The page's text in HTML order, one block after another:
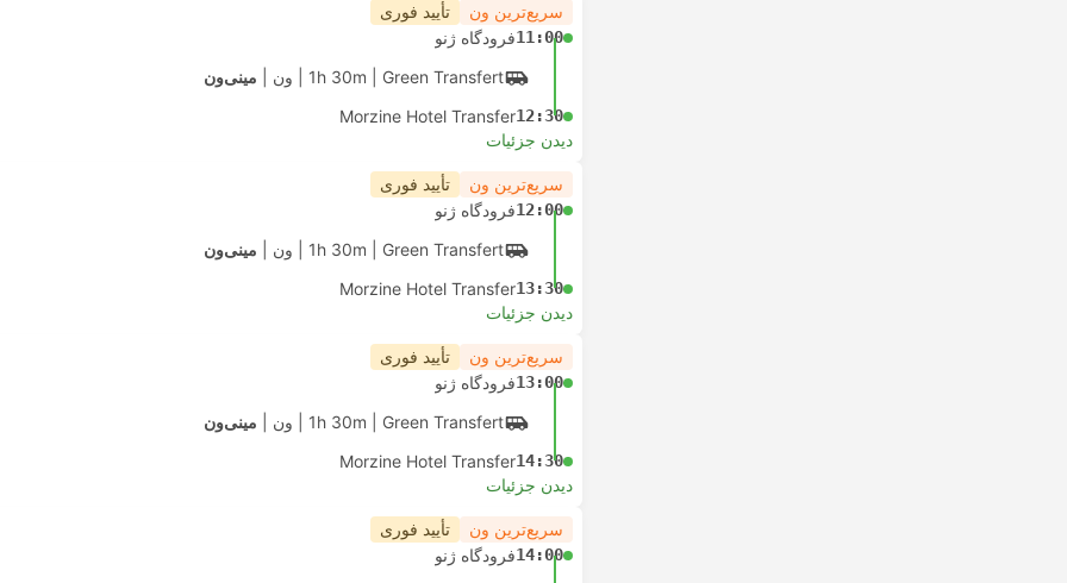
سریع‌ترین ون تأیید فوری
11:00فرودگاه ژنو
1h 30m | Green Transfert ون مینی‌ون
12:30
Morzine Hotel Transfer
دیدن جزئیات
سریع‌ترین ون تأیید فوری
12:00فرودگاه ژنو
1h 30m | Green Transfert ون مینی‌ون
13:30
Morzine Hotel Transfer
دیدن جزئیات
سریع‌ترین ون تأیید فوری
13:00فرودگاه ژنو
1h 30m | Green Transfert ون مینی‌ون
14:30
Morzine Hotel Transfer
دیدن جزئیات
سریع‌ترین ون تأیید فوری
14:00فرودگاه ژنو